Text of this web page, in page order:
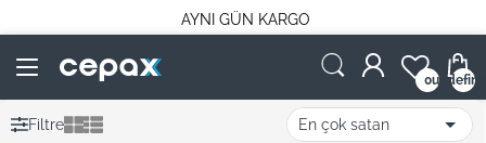
AYNI GÜN KARGO
0
Filtre